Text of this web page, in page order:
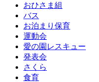
おひさま組
バス
お泊まり保育
運動会
愛の園レスキュー
発表会
さくら
食育